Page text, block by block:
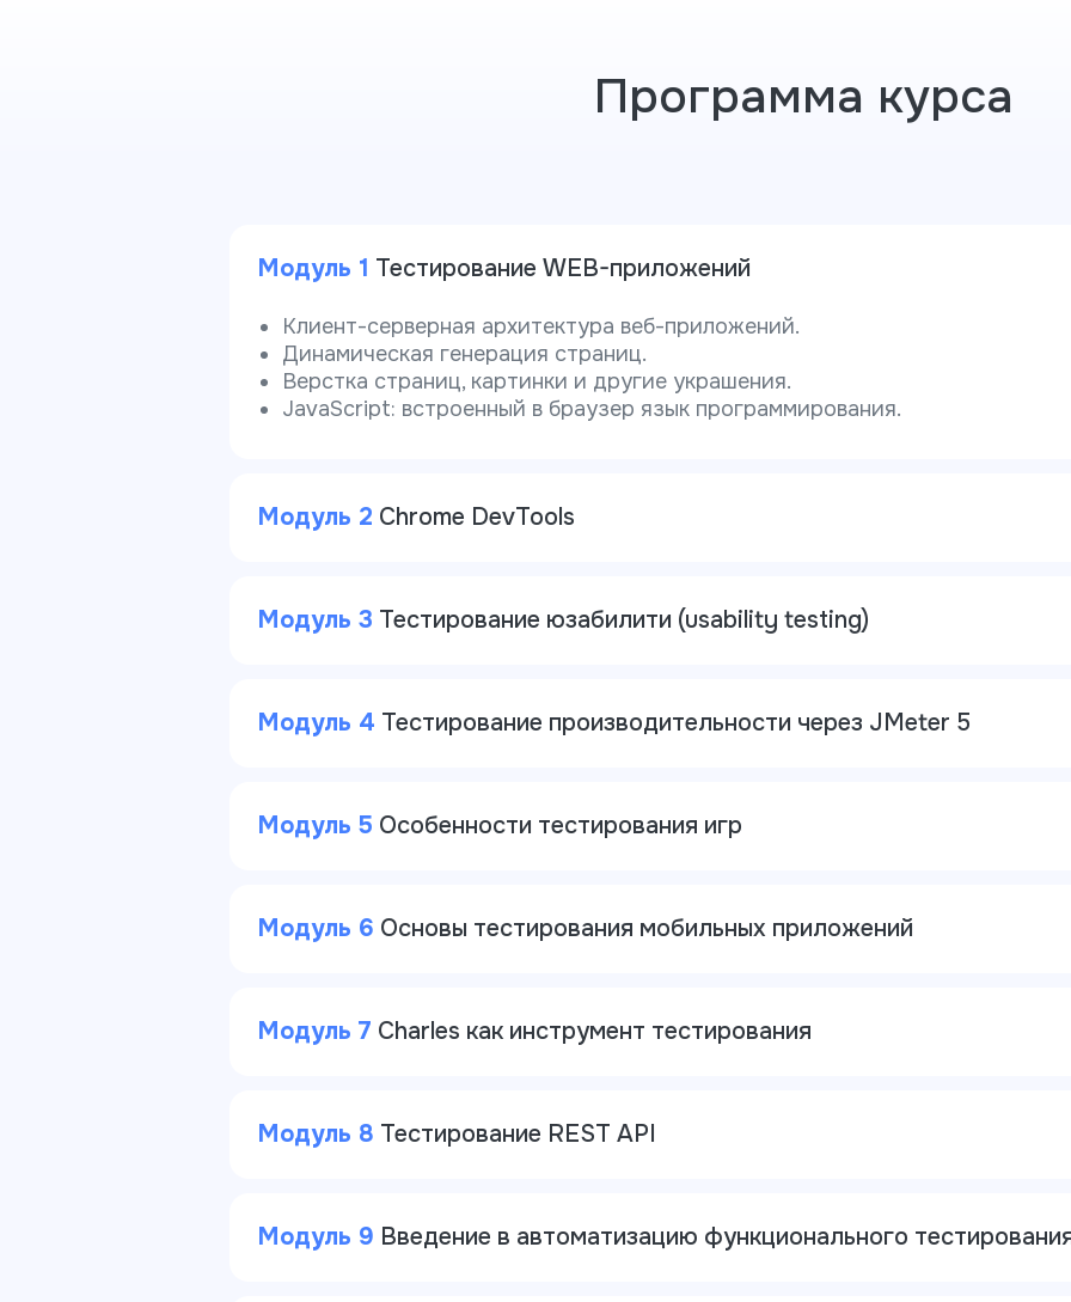
Программа курса
Модуль 1 Тестирование WEB-приложений
Клиент-серверная архитектура веб-приложений.
Динамическая генерация страниц.
Верстка страниц, картинки и другие украшения.
JavaScript: встроенный в браузер язык программирования.
Модуль 2 Chrome DevTools
Модуль 3 Тестирование юзабилити (usability testing)
Модуль 4 Тестирование производительности через JMeter 5
Модуль 5 Особенности тестирования игр
Модуль 6 Основы тестирования мобильных приложений
Модуль 7 Charles как инструмент тестирования
Модуль 8 Тестирование REST API
Модуль 9 Введение в автоматизацию функционального